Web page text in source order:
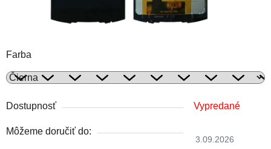
Farba
Dostupnosť Vypredané
Môžeme doručiť do:
3.09.2026